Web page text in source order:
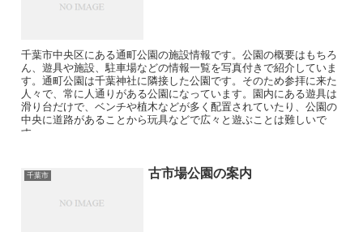
千葉市中央区にある通町公園の施設情報です。公園の概要はもちろ
ん、遊具や施設、駐車場などの情報一覧を写真付きで紹介していま
す。通町公園は千葉神社に隣接した公園です。そのため参拝に来た
人々で、常に人通りがある公園になっています。園内にある遊具は
滑り台だけで、ベンチや植木などが多く配置されていたり、公園の
中央に道路があることから玩具などで広々と遊ぶことは難しいで
す。
千葉市 古市場公園の案内